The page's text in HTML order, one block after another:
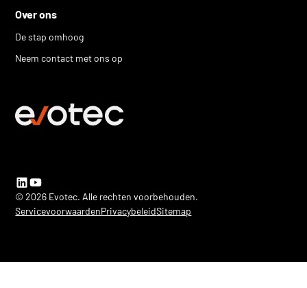
Over ons
De stap omhoog
Neem contact met ons op
© 2026 Evotec. Alle rechten voorbehouden.
ServicevoorwaardenPrivacybeleidSitemap